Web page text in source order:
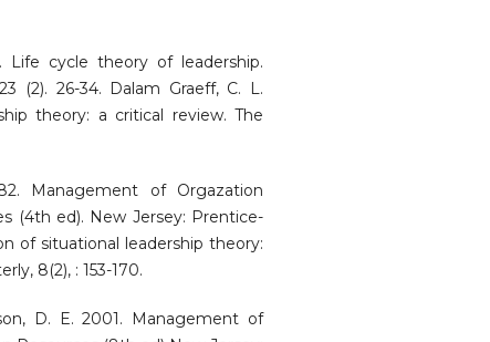
Life cycle theory of leadership.
(2). 26-34. Dalam Graeff, C. L.
theory: a critical review. The
Management of Orgazation
(4th ed). New Jersey: Prentice-
of situational leadership theory:
8(2), : 153-170.
D. E. 2001. Management of